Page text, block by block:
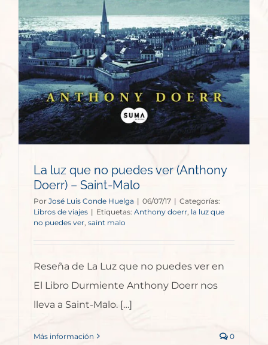
La luz que no puedes ver (Anthony
Doerr) – Saint-Malo
Por José Luis Conde Huelga | 06/07/17 | Categorías:
Libros de viajes | Etiquetas: Anthony doerr la luz que
no puedes ver saint malo
Reseña de La Luz que no puedes ver en
El Libro Durmiente Anthony Doerr nos
lleva a Saint-Malo. […]
Más información 0